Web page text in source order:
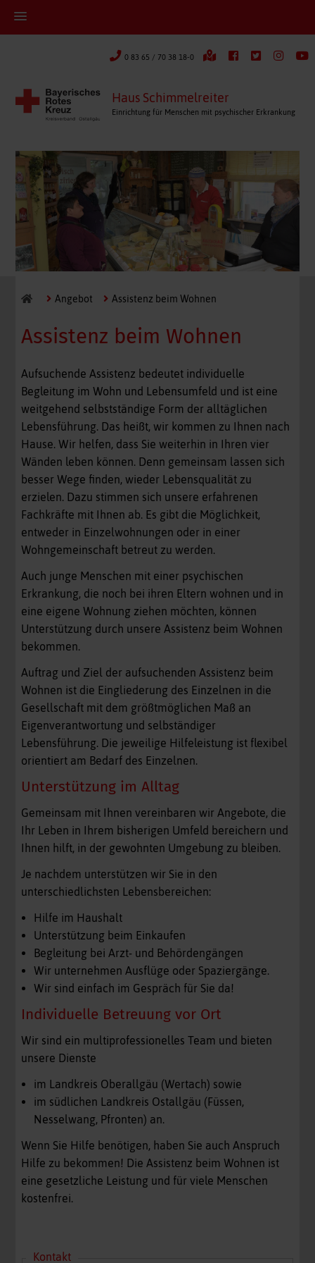
0 83 65 / 70 38 18-0
Haus Schimmelreiter
Einrichtung für Menschen mit psychischer Erkrankung
Angebot Assistenz beim Wohnen
Assistenz beim Wohnen
Aufsuchende Assistenz bedeutet individuelle
Begleitung im Wohn und Lebensumfeld und ist eine
weitgehend selbstständige Form der alltäglichen
Lebensführung. Das heißt, wir kommen zu Ihnen nach
Hause. Wir helfen, dass Sie weiterhin in Ihren vier
Wänden leben können. Denn gemeinsam lassen sich
besser Wege finden, wieder Lebensqualität zu
erzielen. Dazu stimmen sich unsere erfahrenen
Fachkräfte mit Ihnen ab. Es gibt die Möglichkeit,
entweder in Einzelwohnungen oder in einer
Wohngemeinschaft betreut zu werden.
Auch junge Menschen mit einer psychischen
Erkrankung, die noch bei ihren Eltern wohnen und in
eine eigene Wohnung ziehen möchten, können
Unterstützung durch unsere Assistenz beim Wohnen
bekommen.
Auftrag und Ziel der aufsuchenden Assistenz beim
Wohnen ist die Eingliederung des Einzelnen in die
Gesellschaft mit dem größtmöglichen Maß an
Eigenverantwortung und selbständiger
Lebensführung. Die jeweilige Hilfeleistung ist flexibel
orientiert am Bedarf des Einzelnen.
Unterstützung im Alltag
Gemeinsam mit Ihnen vereinbaren wir Angebote, die
Ihr Leben in Ihrem bisherigen Umfeld bereichern und
Ihnen hilft, in der gewohnten Umgebung zu bleiben.
Je nachdem unterstützen wir Sie in den
unterschiedlichsten Lebensbereichen:
Hilfe im Haushalt
Unterstützung beim Einkaufen
Begleitung bei Arzt- und Behördengängen
Wir unternehmen Ausflüge oder Spaziergänge.
Wir sind einfach im Gespräch für Sie da!
Individuelle Betreuung vor Ort
Wir sind ein multiprofessionelles Team und bieten
unsere Dienste
im Landkreis Oberallgäu (Wertach) sowie
im südlichen Landkreis Ostallgäu (Füssen,
Nesselwang, Pfronten) an.
Wenn Sie Hilfe benötigen, haben Sie auch Anspruch
Hilfe zu bekommen! Die Assistenz beim Wohnen ist
eine gesetzliche Leistung und für viele Menschen
kostenfrei.
Kontakt